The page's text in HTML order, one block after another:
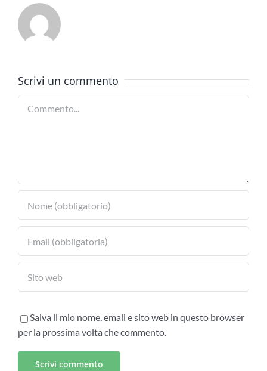
Scrivi un commento
Salva il mio nome, email e sito web in questo browser
per la prossima volta che commento.